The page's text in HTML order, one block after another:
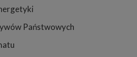
Państwowych